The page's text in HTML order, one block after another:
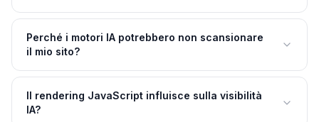
Perché i motori IA potrebbero non scansionare
il mio sito?
Il rendering JavaScript influisce sulla visibilità
IA?